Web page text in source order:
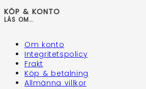
KÖP & KONTO
LÄS OM...
Om konto
Integritetspolicy
Frakt
Köp & betalning
Allmänna villkor